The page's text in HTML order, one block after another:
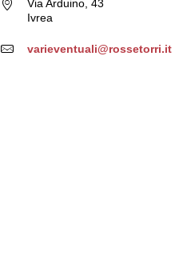
Via Arduino, 43
Ivrea
varieventuali@rossetorri.it